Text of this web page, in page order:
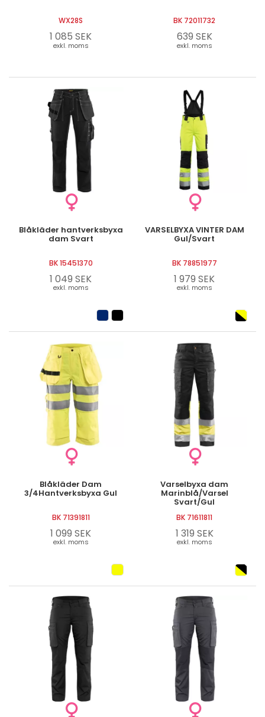
WX28S
1 085 SEK
exkl. moms
BK 72011732
639 SEK
exkl. moms
Blåkläder hantverksbyxa
dam Svart
BK 15451370
1 049 SEK
exkl. moms
VARSELBYXA VINTER DAM
Gul/Svart
BK 78851977
1 979 SEK
exkl. moms
Blåkläder Dam
3/4Hantverksbyxa Gul
BK 71391811
1 099 SEK
exkl. moms
Varselbyxa dam
Marinblå/Varsel
Svart/Gul
BK 71611811
1 319 SEK
exkl. moms